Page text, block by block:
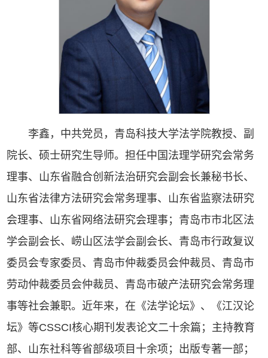
李鑫，中共党员，青岛科技大学法学院教授、副
院长、硕士研究生导师。担任中国法理学研究会常务
理事、山东省融合创新法治研究会副会长兼秘书长、
山东省法律方法研究会常务理事、山东省监察法研究
会理事、山东省网络法研究会理事；青岛市市北区法
学会副会长、崂山区法学会副会长、青岛市行政复议
委员会专家委员、青岛市仲裁委员会仲裁员、青岛市
劳动仲裁委员会仲裁员、青岛市破产法研究会常务理
事等社会兼职。近年来，在《法学论坛》、《江汉论
坛》等CSSCI核心期刊发表论文二十余篇；主持教育
部、山东社科等省部级项目十余项；出版专著一部；